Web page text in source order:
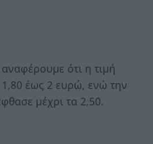
ότι η τιμή
έως 2 ευρώ, ενώ την
μέχρι τα 2,50.